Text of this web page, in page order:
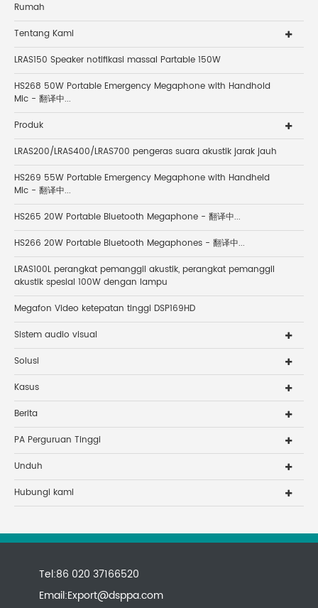
Rumah
Tentang Kami
LRAS150 Speaker notifikasi massal Partable 150W
HS268 50W Portable Emergency Megaphone with Handhold
Mic - 翻译中...
Produk
LRAS200/LRAS400/LRAS700 pengeras suara akustik jarak jauh
HS269 55W Portable Emergency Megaphone with Handheld
Mic - 翻译中...
HS265 20W Portable Bluetooth Megaphone - 翻译中...
HS266 20W Portable Bluetooth Megaphones - 翻译中...
LRAS100L perangkat pemanggil akustik, perangkat pemanggil
akustik spesial 100W dengan lampu
Megafon Video ketepatan tinggi DSP169HD
Sistem audio visual
Solusi
Kasus
Berita
PA Perguruan Tinggi
Unduh
Hubungi kami
Tel:86 020 37166520
Email:Export@dsppa.com